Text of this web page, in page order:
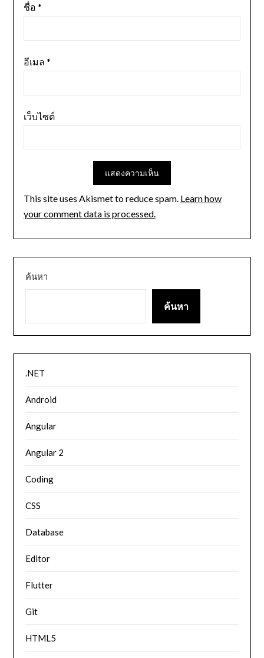
ชื่อ *
อีเมล *
เว็บไซต์
This site uses Akismet to reduce spam. Learn how
your comment data is processed.
ค้นหา
ค้นหา
.NET
Android
Angular
Angular 2
Coding
CSS
Database
Editor
Flutter
Git
HTML5